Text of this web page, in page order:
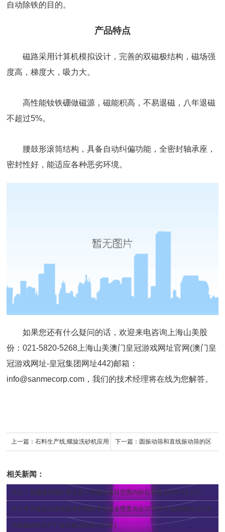
自动除铁的目的。
产品特点
磁路采用计算机模拟设计，完善的双磁极结构，磁场强
度高，梯度大，吸力大。
高性能钕铁硼做磁源，磁能积高，不易退磁，八年退磁
不超过5%。
腰鼓形滚筒结构，具备自动纠偏功能，全密封轴承座，
密封性好，能适应各种恶劣环境。
如果您还有什么疑问的话，欢迎来电咨询上海山美股
份：021-5820-5268上海山美澳门皇冠游戏网址官网(澳门皇
冠游戏网址-皇冠集团网址442)邮箱：
info@sanmecorp.com ，我们的技术经理将在线为您解答。
上一篇： 石料生产线,螺旋洗砂机应用 下一篇： 圆振动筛和直线振动筛的区
相关新闻：
关注！福建规范尾矿废石及工程建设项目范围内砂石管理 [2021-02-22 ]
关于举办建筑垃圾资源化利用技术交流会暨委员会2016年年会的通知 [2016-10-14 ]
河南破碎机生产厂家价格 [2019-10-09 ]